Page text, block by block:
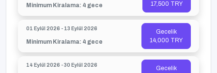
17,500 TRY
Minimum Kiralama: 4 gece
01 Eylül 2026 - 13 Eylül 2026
Gecelik
14,000 TRY
Minimum Kiralama: 4 gece
14 Eylül 2026 - 30 Eylül 2026
Gecelik